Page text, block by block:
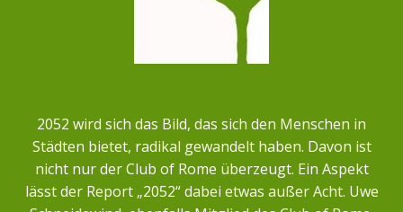
2052 wird sich das Bild, das sich den Menschen in
Städten bietet, radikal gewandelt haben. Davon ist
nicht nur der Club of Rome überzeugt. Ein Aspekt
lässt der Report „2052“ dabei etwas außer Acht. Uwe